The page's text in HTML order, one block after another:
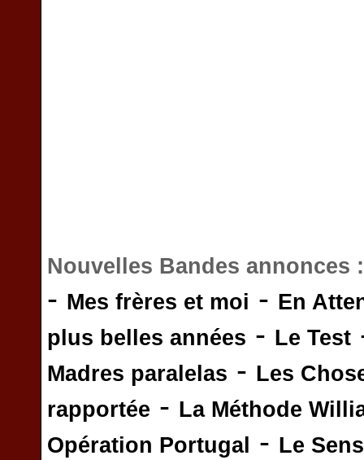
Nouvelles Bandes annonces
- Mes frères et moi - En
plus belles années - Le Test
Madres paralelas - Les
rapportée - La Méthode
Opération Portugal
- Le